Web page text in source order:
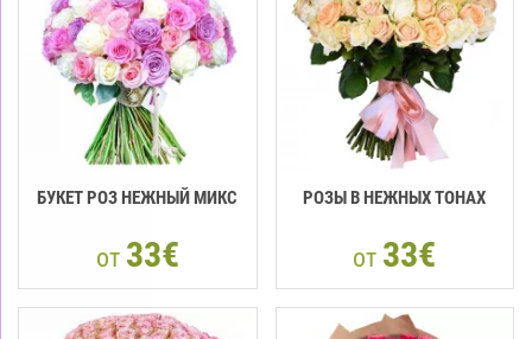
БУКЕТ РОЗ НЕЖНЫЙ МИКС
от 33€
РОЗЫ В НЕЖНЫХ ТОНАХ
от 33€